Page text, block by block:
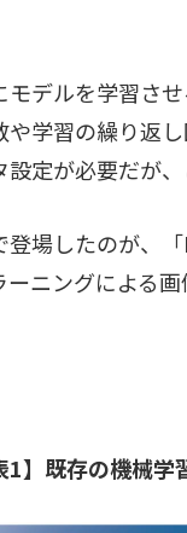
モデルを学習さ
や学習の繰り返
設定が必要だが
登場したのが、
ーニングによる
1】既存の機械